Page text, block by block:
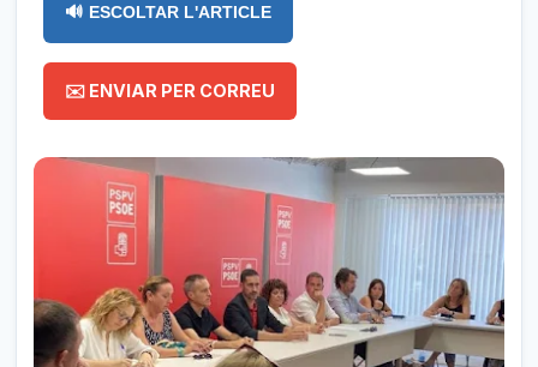
🔊 ESCOLTAR L'ARTICLE
✉️ ENVIAR PER CORREU